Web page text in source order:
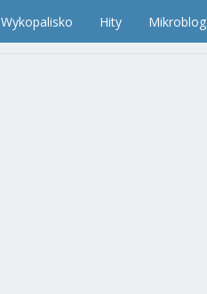
Wykopalisko Hity Mikroblog